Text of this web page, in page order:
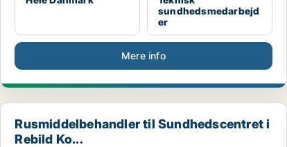
sundhedsmedarbejd
er
Mere info
Rusmiddelbehandler til Sundhedscentret i Rebild Ko...
Rusmiddelbehandler til Sundhedscentret i
Rebild Ko...